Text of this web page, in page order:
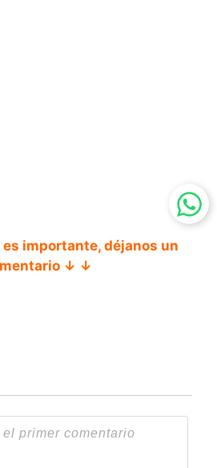
importante, déjanos un
↓ ↓